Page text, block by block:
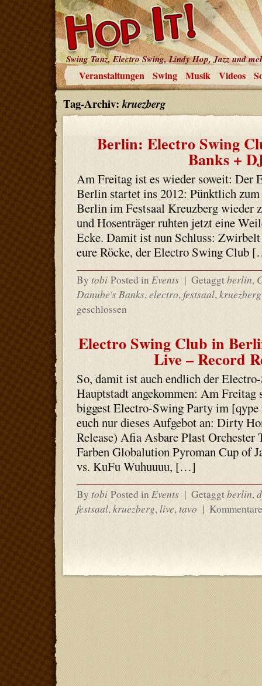
Swing Tanz, Electro Swing, Lindy Hop, Jazz und
Veranstaltungen Swing Musik Videos
Tag-Archiv:kruezberg
Berlin: Electro Swing
Banks +
Am Freitag ist es wieder soweit: Der
Berlin startet ins 2012: Pünktlich zum
Berlin im Festsaal Kreuzberg wieder
und Hosenträger ruhten jetzt eine
Ecke. Damit ist nun Schluss:
eure Röcke, der Electro Swing Club
By tobi Posted in Events | Getaggtberlin,
Danube's Banks,electro,festsaal,kruezberg
geschlossen
Electro Swing Club in
Live – Record
So, damit ist auch endlich der
Hauptstadt angekommen: Am
biggest Electro-Swing Party im [qype
euch nur dieses Aufgebot an: Dirty
Release) Afia Asbare Plast Orchester
Farben Globalution Pyroman Cup of
vs. KuFu Wuhuuuu, […]
By tobi Posted in Events | Getaggtberlin,
festsaal,kruezberg,live,tavo |